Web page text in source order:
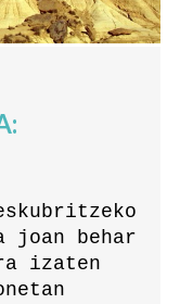
joan behar
izaten